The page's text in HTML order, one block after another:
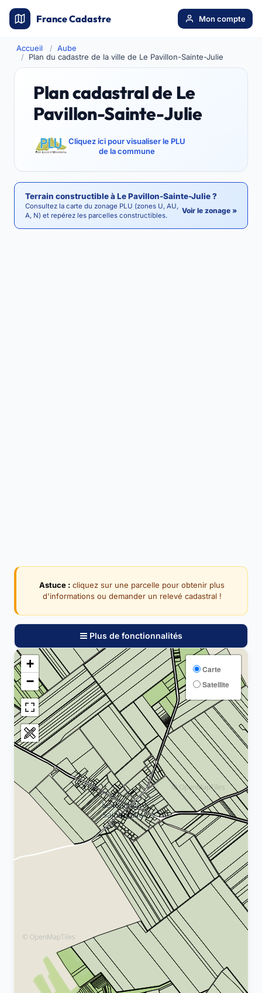
France Cadastre Mon compte
Accueil
Aube
Plan du cadastre de la ville de Le Pavillon-Sainte-Julie
Plan cadastral de Le
Pavillon-Sainte-Julie
Cliquez ici pour visualiser le PLU
de la commune
Terrain constructible à Le Pavillon-Sainte-Julie ?
Consultez la carte du zonage PLU (zones U, AU,
A, N) et repérez les parcelles constructibles.
Voir le zonage »
Astuce : cliquez sur une parcelle pour obtenir plus
d'informations ou demander un relevé cadastral !
Plus de fonctionnalités
+
−
Carte
Satellite